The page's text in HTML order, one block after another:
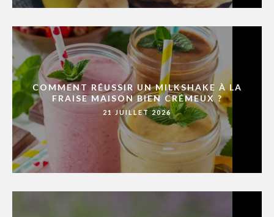
COMMENT RÉUSSIR UN MILKSHAKE À LA
FRAISE MAISON BIEN CRÉMEUX ?
21 JUILLET 2026